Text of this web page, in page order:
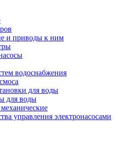
и приводы к ним
водоснабжения
для воды
для воды
управления электронасосами